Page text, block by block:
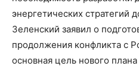
энергетических стратегий
Зеленский заявил о
продолжения конфликта с
основная цель нового